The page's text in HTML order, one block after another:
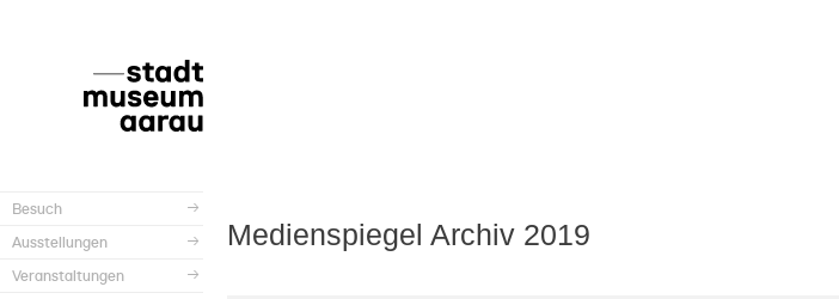
Besuch
Ausstellungen
Veranstaltungen
Medienspiegel Archiv 2019